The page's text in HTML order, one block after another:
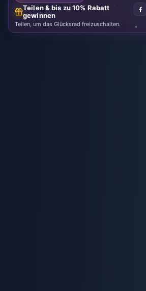
Teilen & bis zu 10% Rabatt
gewinnen
Teilen, um das Glücksrad freizuschalten.